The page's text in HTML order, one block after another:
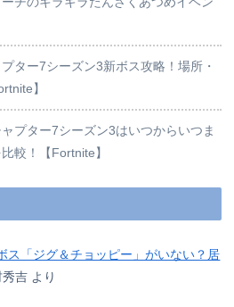
ター7シーズン3新ボス攻略！場所・
】
プター7シーズン3はいつからいつま
較！【Fortnite】
ス「ジグ＆チョッピー」がいない？居
秀吉 より